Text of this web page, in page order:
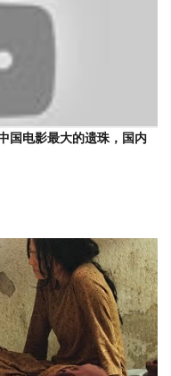
国电影最大的遗珠，国内